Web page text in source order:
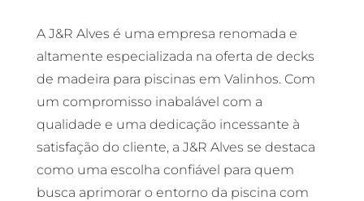
A J&R Alves é uma empresa renomada e
altamente especializada na oferta de decks
de madeira para piscinas em Valinhos. Com
um compromisso inabalável com a
qualidade e uma dedicação incessante à
satisfação do cliente, a J&R Alves se destaca
como uma escolha confiável para quem
busca aprimorar o entorno da piscina com